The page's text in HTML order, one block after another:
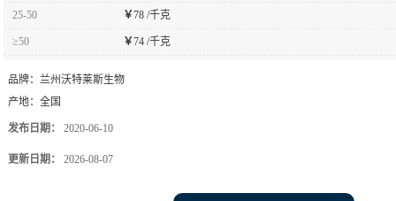
25-50 ￥78 /千克
≥50 ￥74 /千克
品牌： 兰州沃特莱斯生物
产地： 全国
发布日期： 2020-06-10
更新日期： 2026-08-07